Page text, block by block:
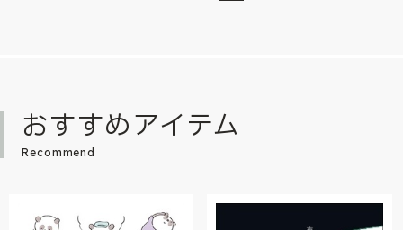
おすすめアイテム
Recommend